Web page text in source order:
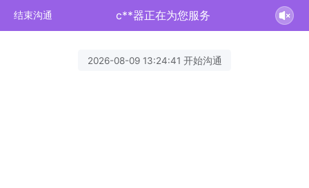
结束沟通 c**器正在为您服务
2026-08-09 13:24:41 开始沟通